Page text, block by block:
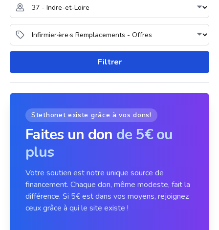
Filtrer
Stethonet existe grâce à vos dons!
Faites un don de 5€ ou
plus
Votre soutien est notre unique source de
financement. Chaque don, même modeste, fait la
différence. Si 5€ est dans vos moyens, rejoignez
ceux grâce à qui le site existe !